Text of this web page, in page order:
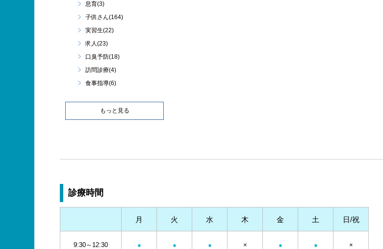
息育(3)
子供さん(164)
実習生(22)
求人(23)
口臭予防(18)
訪問診療(4)
食事指導(6)
もっと見る
診療時間
月 火 水 木 金 土 日/祝
9:30～12:30 ● ● ● × ● ● ×